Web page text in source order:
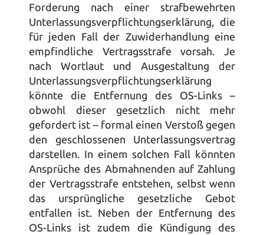
Forderung nach einer strafbewehrten
Unterlassungsverpflichtungserklärung, die
für jeden Fall der Zuwiderhandlung eine
empfindliche Vertragsstrafe vorsah. Je
nach Wortlaut und Ausgestaltung der
Unterlassungsverpflichtungserklärung
könnte die Entfernung des OS-Links –
obwohl dieser gesetzlich nicht mehr
gefordert ist – formal einen Verstoß gegen
den geschlossenen Unterlassungsvertrag
darstellen. In einem solchen Fall könnten
Ansprüche des Abmahnenden auf Zahlung
der Vertragsstrafe entstehen, selbst wenn
das ursprüngliche gesetzliche Gebot
entfallen ist. Neben der Entfernung des
OS-Links ist zudem die Kündigung des